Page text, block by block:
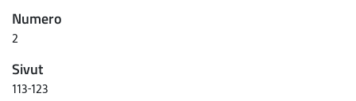
Numero
2
Sivut
113-123